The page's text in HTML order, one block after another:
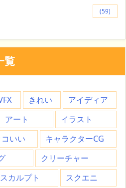
(59)
覧
きれい
アイディア
アート
イラスト
いい
キャラクターCG
クリーチャー
スカルプト
スクエニ